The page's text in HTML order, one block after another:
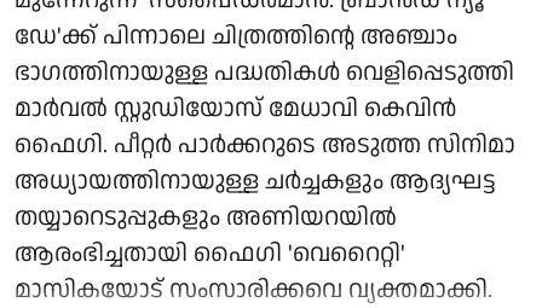
ഡേ'ക്ക് പിന്നാലെ ചിത്രത്തിന്റെ അഞ്ചാം
ഭാഗത്തിനായുള്ള പദ്ധതികൾ വെളിപ്പെടുത്തി
മാർവൽ സ്റ്റുഡിയോസ് മേധാവി കെവിൻ
ഫൈഗി. പീറ്റർ പാർക്കറുടെ അടുത്ത സിനിമാ
അധ്യായത്തിനായുള്ള ചർച്ചകളും ആദ്യഘട്ട
തയ്യാറെടുപ്പുകളും അണിയറയിൽ
ആരംഭിച്ചതായി ഫൈഗി 'വെറൈറ്റി'
മാസികയോട് സംസാരിക്കവെ വ്യക്തമാക്കി.